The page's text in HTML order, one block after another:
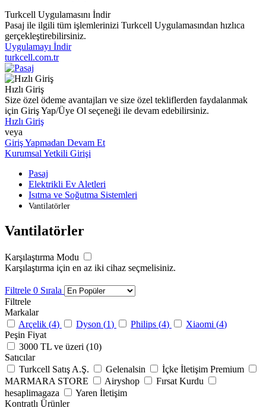
Turkcell Uygulamasını İndir
Pasaj ile ilgili tüm işlemlerinizi Turkcell Uygulamasından hızlıca
gerçekleştirebilirsiniz.
Uygulamayı İndir
turkcell.com.tr
Hızlı Giriş
Size özel ödeme avantajları ve size özel tekliflerden faydalanmak
için Giriş Yap/Üye Ol seçeneği ile devam edebilirsiniz.
Hızlı Giriş
veya
Giriş Yapmadan Devam Et
Kurumsal Yetkili Girişi
Pasaj
Elektrikli Ev Aletleri
Isıtma ve Soğutma Sistemleri
Vantilatörler
Vantilatörler
Karşılaştırma Modu
Karşılaştırma için en az iki cihaz seçmelisiniz.
Filtrele 0 Sırala
Filtrele
Markalar
Arçelik (4) Dyson (1) Philips (4) Xiaomi (4)
Peşin Fiyat
3000 TL ve üzeri (10)
Satıcılar
Turkcell Satış A.Ş.
Gelenalsin
İçke İletişim Premium
MARMARA STORE
Airyshop
Fırsat Kurdu
hesaplimagaza
Yaren İletişim
Kontratlı Ürünler